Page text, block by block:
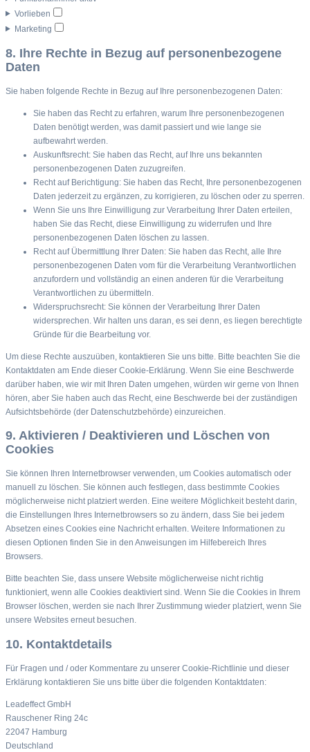
Vorlieben
Marketing
8. Ihre Rechte in Bezug auf personenbezogene
Daten
Sie haben folgende Rechte in Bezug auf Ihre personenbezogenen Daten:
Sie haben das Recht zu erfahren, warum Ihre personenbezogenen
Daten benötigt werden, was damit passiert und wie lange sie
aufbewahrt werden.
Auskunftsrecht: Sie haben das Recht, auf Ihre uns bekannten
personenbezogenen Daten zuzugreifen.
Recht auf Berichtigung: Sie haben das Recht, Ihre personenbezogenen
Daten jederzeit zu ergänzen, zu korrigieren, zu löschen oder zu sperren.
Wenn Sie uns Ihre Einwilligung zur Verarbeitung Ihrer Daten erteilen,
haben Sie das Recht, diese Einwilligung zu widerrufen und Ihre
personenbezogenen Daten löschen zu lassen.
Recht auf Übermittlung Ihrer Daten: Sie haben das Recht, alle Ihre
personenbezogenen Daten vom für die Verarbeitung Verantwortlichen
anzufordern und vollständig an einen anderen für die Verarbeitung
Verantwortlichen zu übermitteln.
Widerspruchsrecht: Sie können der Verarbeitung Ihrer Daten
widersprechen. Wir halten uns daran, es sei denn, es liegen berechtigte
Gründe für die Bearbeitung vor.
Um diese Rechte auszuüben, kontaktieren Sie uns bitte. Bitte beachten Sie die
Kontaktdaten am Ende dieser Cookie-Erklärung. Wenn Sie eine Beschwerde
darüber haben, wie wir mit Ihren Daten umgehen, würden wir gerne von Ihnen
hören, aber Sie haben auch das Recht, eine Beschwerde bei der zuständigen
Aufsichtsbehörde (der Datenschutzbehörde) einzureichen.
9. Aktivieren / Deaktivieren und Löschen von
Cookies
Sie können Ihren Internetbrowser verwenden, um Cookies automatisch oder
manuell zu löschen. Sie können auch festlegen, dass bestimmte Cookies
möglicherweise nicht platziert werden. Eine weitere Möglichkeit besteht darin,
die Einstellungen Ihres Internetbrowsers so zu ändern, dass Sie bei jedem
Absetzen eines Cookies eine Nachricht erhalten. Weitere Informationen zu
diesen Optionen finden Sie in den Anweisungen im Hilfebereich Ihres
Browsers.
Bitte beachten Sie, dass unsere Website möglicherweise nicht richtig
funktioniert, wenn alle Cookies deaktiviert sind. Wenn Sie die Cookies in Ihrem
Browser löschen, werden sie nach Ihrer Zustimmung wieder platziert, wenn Sie
unsere Websites erneut besuchen.
10. Kontaktdetails
Für Fragen und / oder Kommentare zu unserer Cookie-Richtlinie und dieser
Erklärung kontaktieren Sie uns bitte über die folgenden Kontaktdaten:
Leadeffect GmbH
Rauschener Ring 24c
22047 Hamburg
Deutschland